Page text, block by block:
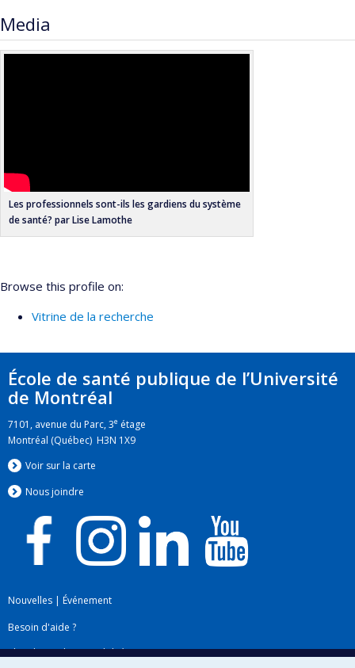
Media
Les professionnels sont-ils les gardiens du système
de santé? par Lise Lamothe
Browse this profile on:
Vitrine de la recherche
École de santé publique de l’Université
de Montréal
7101, avenue du Parc, 3e étage
Montréal (Québec) H3N 1X9
Voir sur la carte
Nous joindre
Nouvelles | Événement
Besoin d'aide ?
Plan du site|Accessibilité